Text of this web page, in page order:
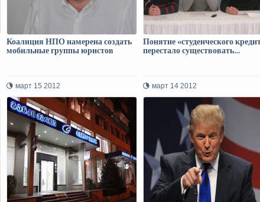
Коалиция НПО намерена создать
мобильные группы юристов
март 15 2012
Понятие «студенческого
перестало существовать…
март 14 2012